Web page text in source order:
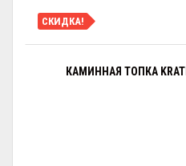
СКИДКА!
КАМИННАЯ ТОПКА